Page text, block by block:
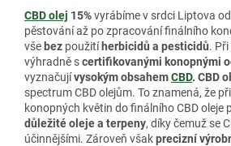
CBD olej 15%vyrábíme v srdci Liptova
pěstování až po zpracování finálního
vše bez použití herbicidů a pesticidů.
výhradně scertifikovanými konopnými
vyznačujívysokým obsahemCBD. CBD
spectrum CBD olejům. To znamená, že
konopných květin do finálního CBD oleje
důležité oleje a terpeny, díky čemuž se
účinnějšími. Zároveň všakprecizní